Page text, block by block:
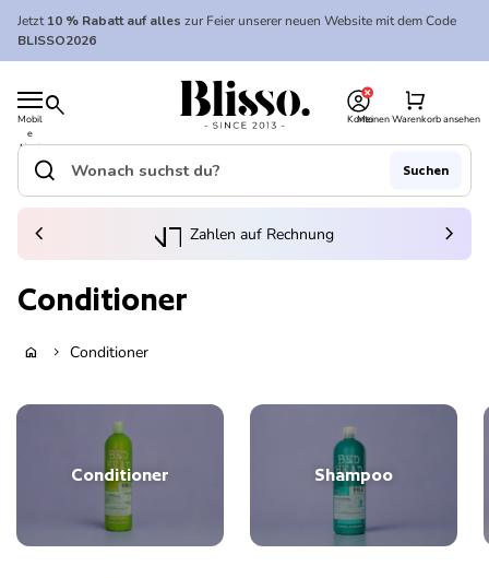
Zum Inhalt springen
Jetzt10 % Rabatt auf alles zur Feier unserer neuen Website mit dem Code
BLISSO2026
Mobil
e
Navi
gatio
search
Startseite
Konto
Meinen Warenkorb ansehen
shopping_cart
Startseite
Suche"
search Suchen
(Link öffnet in neuem Tab/Fenster)
Zahlen auf Rechnung
chevron_left chevron_right
Conditioner
home chevron_right Conditioner
Conditioner Shampoo